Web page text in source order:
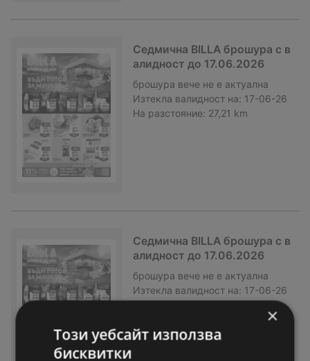
Седмична BILLA брошура с в
алидност до 17.06.2026
брошура вече не е актуална
Изтекла валидност на: 17-06-26
На разстояние: 27,21 km
Седмична BILLA брошура с в
алидност до 17.06.2026
брошура вече не е актуална
Изтекла валидност на: 17-06-26
На разстояние: 27,21 km ×
Този уебсайт използва
бисквитки